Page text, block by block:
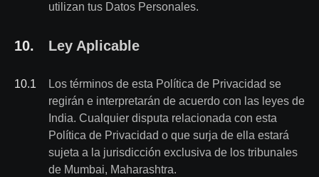
utilizan tus Datos Personales.
10. Ley Aplicable
10.1
Los términos de esta Política de Privacidad se
regirán e interpretarán de acuerdo con las leyes de
India. Cualquier disputa relacionada con esta
Política de Privacidad o que surja de ella estará
sujeta a la jurisdicción exclusiva de los tribunales
de Mumbai, Maharashtra.